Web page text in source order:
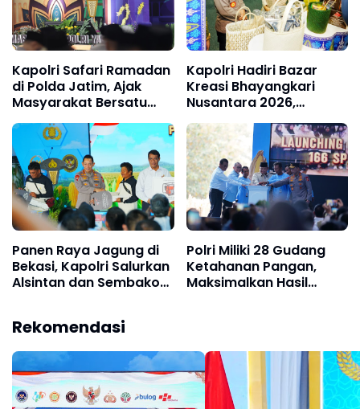
Kapolri Safari Ramadan
di Polda Jatim, Ajak
Masyarakat Bersatu
Dukung Program
Strategis Pemerintah
Kapolri Hadiri Bazar
Kreasi Bhayangkari
Nusantara 2026,
Perkuat Pemberdayaan
UMKM dan Budaya Lokal
Panen Raya Jagung di
Bekasi, Kapolri Salurkan
Alsintan dan Sembako
Polri Miliki 28 Gudang
Ketahanan Pangan,
Maksimalkan Hasil
Rekomendasi